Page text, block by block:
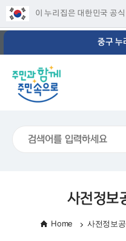
이 누리집은 대한민국 공
중구 누
사전정보
Home 사전정보